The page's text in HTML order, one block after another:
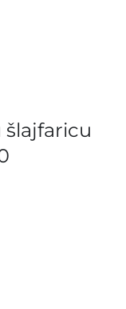
šlajfaricu